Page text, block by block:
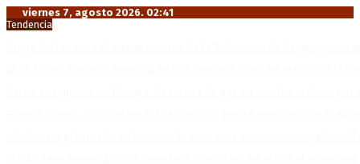
viernes 7, agosto 2026. 02:41
Tendencia